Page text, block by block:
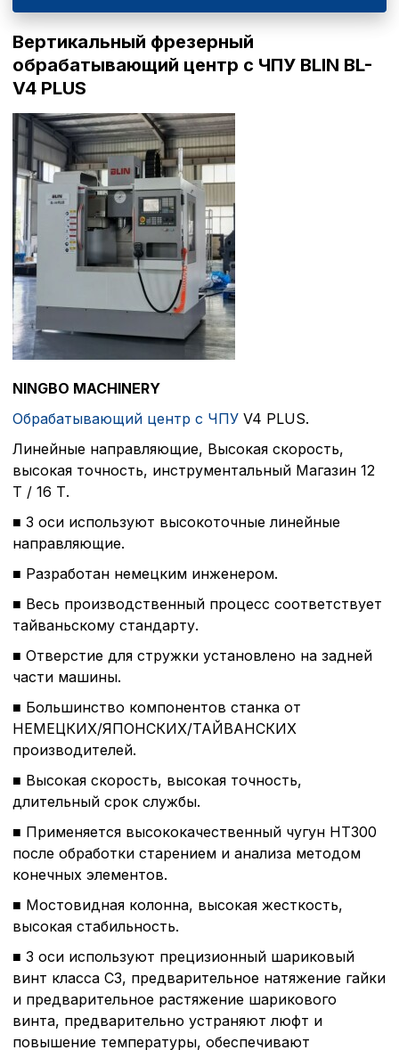
Вертикальный фрезерный
обрабатывающий центр с ЧПУ BLIN BL-
V4 PLUS
NINGBO MACHINERY
Обрабатывающий центр с ЧПУ V4 PLUS.
Линейные направляющие, Высокая скорость,
высокая точность, инструментальный Магазин 12
Т / 16 Т.
■ 3 оси используют высокоточные линейные
направляющие.
■ Разработан немецким инженером.
■ Весь производственный процесс соответствует
тайваньскому стандарту.
■ Отверстие для стружки установлено на задней
части машины.
■ Большинство компонентов станка от
НЕМЕЦКИХ/ЯПОНСКИХ/ТАЙВАНСКИХ
производителей.
■ Высокая скорость, высокая точность,
длительный срок службы.
■ Применяется высококачественный чугун HT300
после обработки старением и анализа методом
конечных элементов.
■ Мостовидная колонна, высокая жесткость,
высокая стабильность.
■ 3 оси используют прецизионный шариковый
винт класса C3, предварительное натяжение гайки
и предварительное растяжение шарикового
винта, предварительно устраняют люфт и
повышение температуры, обеспечивают